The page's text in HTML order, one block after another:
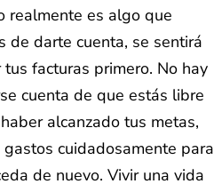
realmente es algo que
de darte cuenta, se sentirá
facturas primero. No hay
cuenta de que estás libre
alcanzado tus metas,
cuidadosamente para
de nuevo. Vivir una vida